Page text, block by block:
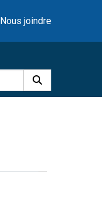
Nous joindre